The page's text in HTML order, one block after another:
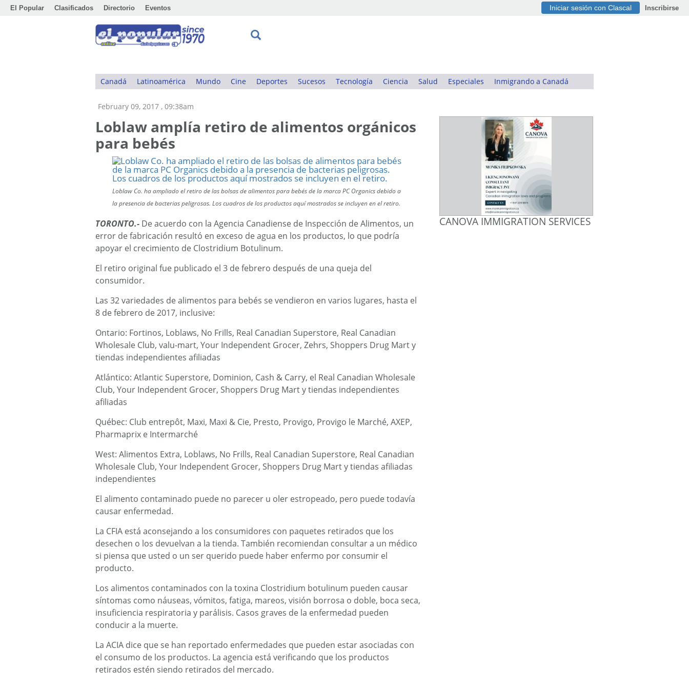
El Popular Clasificados Directorio Eventos Iniciar sesión con Clascal Inscribirse
Canadá Latinoamérica Mundo Cine Deportes Sucesos Tecnología Ciencia Salud Especiales Inmigrando a Canadá
February 09, 2017 , 09:38am
Loblaw amplía retiro de alimentos orgánicos
para bebés
Loblaw Co. ha ampliado el retiro de las bolsas de alimentos para bebés de la marca PC Organics debido a
la presencia de bacterias peligrosas. Los cuadros de los productos aquí mostrados se incluyen en el retiro.
TORONTO.- De acuerdo con la Agencia Canadiense de Inspección de Alimentos, un
error de fabricación resultó en exceso de agua en los productos, lo que podría
apoyar el crecimiento de Clostridium Botulinum.
El retiro original fue publicado el 3 de febrero después de una queja del
consumidor.
Las 32 variedades de alimentos para bebés se vendieron en varios lugares, hasta el
8 de febrero de 2017, inclusive:
Ontario: Fortinos, Loblaws, No Frills, Real Canadian Superstore, Real Canadian
Wholesale Club, valu-mart, Your Independent Grocer, Zehrs, Shoppers Drug Mart y
tiendas independientes afiliadas
Atlántico: Atlantic Superstore, Dominion, Cash & Carry, el Real Canadian Wholesale
Club, Your Independent Grocer, Shoppers Drug Mart y tiendas independientes
afiliadas
Québec: Club entrepôt, Maxi, Maxi & Cie, Presto, Provigo, Provigo le Marché, AXEP,
Pharmaprix e Intermarché
West: Alimentos Extra, Loblaws, No Frills, Real Canadian Superstore, Real Canadian
Wholesale Club, Your Independent Grocer, Shoppers Drug Mart y tiendas afiliadas
independientes
El alimento contaminado puede no parecer u oler estropeado, pero puede todavía
causar enfermedad.
La CFIA está aconsejando a los consumidores con paquetes retirados que los
desechen o los devuelvan a la tienda. También recomiendan consultar a un médico
si piensa que usted o un ser querido puede haber enfermo por consumir el
producto.
Los alimentos contaminados con la toxina Clostridium botulinum pueden causar
síntomas como náuseas, vómitos, fatiga, mareos, visión borrosa o doble, boca seca,
insuficiencia respiratoria y parálisis. Casos graves de la enfermedad pueden
conducir a la muerte.
La ACIA dice que se han reportado enfermedades que pueden estar asociadas con
el consumo de los productos. La agencia está verificando que los productos
retirados estén siendo retirados del mercado.
CANOVA IMMIGRATION SERVICES